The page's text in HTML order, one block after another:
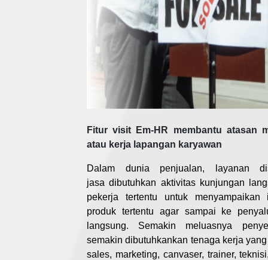
Fitur visit Em-HR membantu atasan
atau kerja lapangan karyawan
Dalam dunia penjualan, layanan
jasa dibutuhkan aktivitas kunjungan
pekerja tertentu untuk menyampaikan
produk tertentu agar sampai ke
langsung. Semakin meluasnya
semakin dibutuhkankan tenaga kerja
sales, marketing, canvaser, trainer,